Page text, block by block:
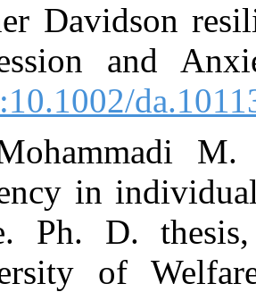
Conner
Depression
[DOI:10.1002/
23.
resiliency in
abuse. Ph.
University of